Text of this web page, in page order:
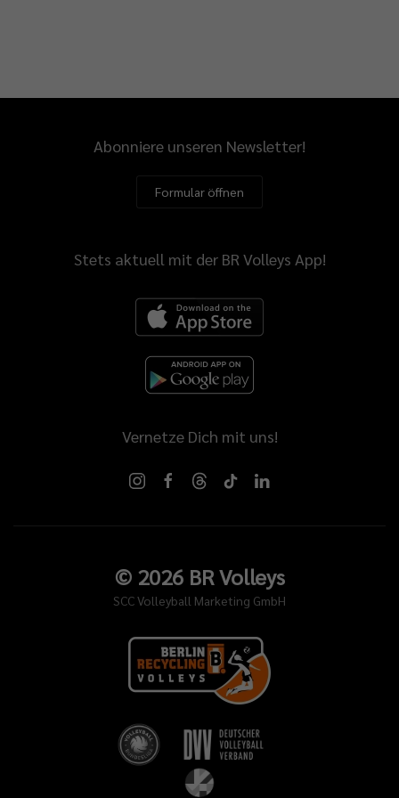
Abonniere unseren Newsletter!
Formular öffnen
Stets aktuell mit der BR Volleys App!
Vernetze Dich mit uns!
© 2026BR Volleys
SCC Volleyball Marketing GmbH